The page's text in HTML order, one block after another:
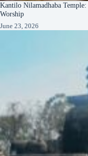
Kantilo Nilamadhaba
Worship
June 23, 2026